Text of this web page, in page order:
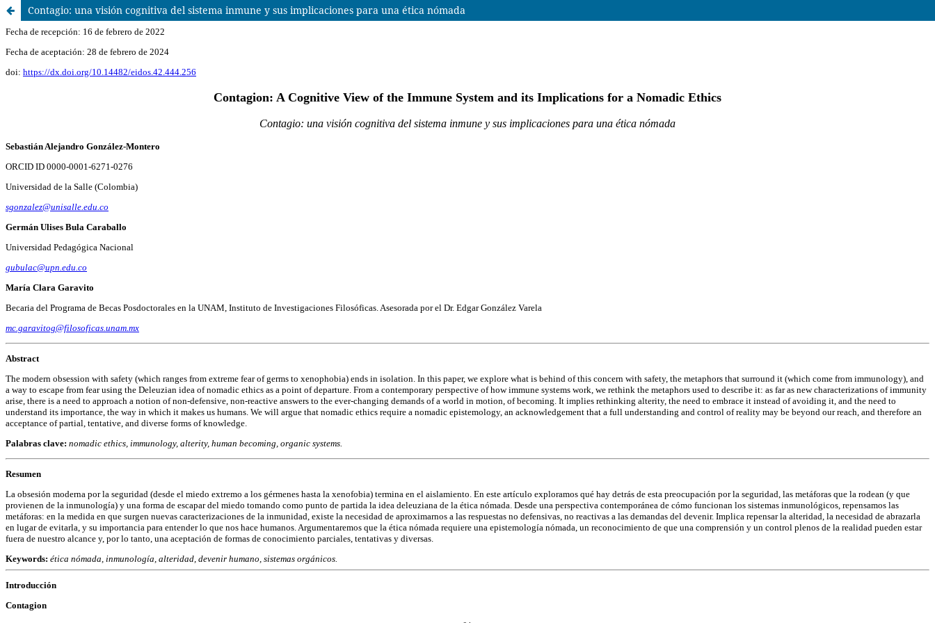
Contagio: una visión cognitiva del sistema inmune y sus implicaciones para una ética nómada